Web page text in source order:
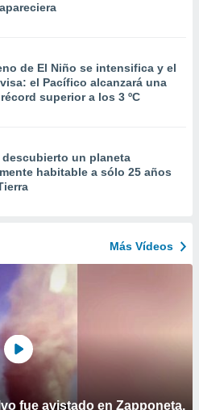
de El Niño se intensifica y el
el Pacífico alcanzará una
superior a los 3 ºC
un planeta
habitable a sólo 25 años
Más Vídeos
fue avistado en Zapponeta,